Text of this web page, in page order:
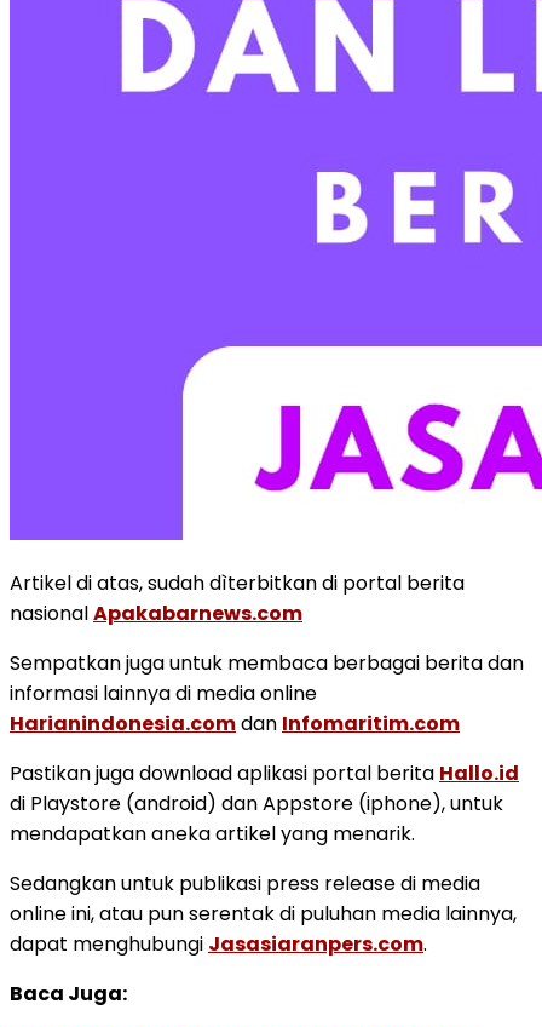
Artikel di atas, sudah dìterbitkan di portal berita
nasionalApakabarnews.com
Sempatkan juga untuk membaca berbagai berita dan
informasi lainnya di media online
Harianindonesia.comdan Infomaritim.com
Pastikan juga download aplikasi portal berita Hallo.id
di Playstore (android) dan Appstore (iphone), untuk
mendapatkan aneka artikel yang menarik.
Sedangkan untuk publikasi press release di media
online ini, atau pun serentak di puluhan media lainnya,
dapat menghubungi Jasasiaranpers.com.
Baca Juga: